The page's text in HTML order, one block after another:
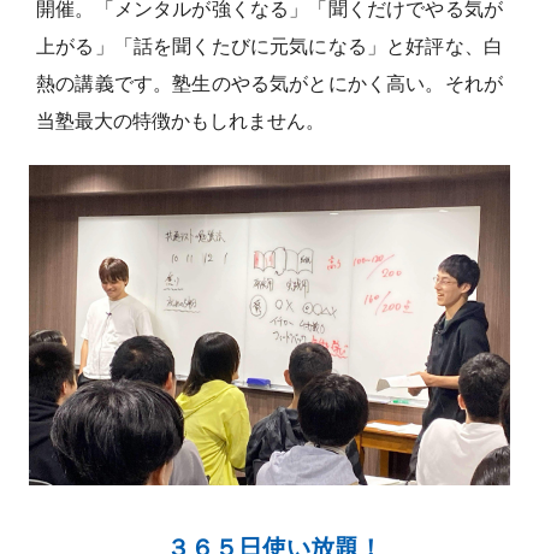
開催。「メンタルが強くなる」「聞くだけでやる気が
上がる」「話を聞くたびに元気になる」と好評な、白
熱の講義です。塾生のやる気がとにかく高い。それが
当塾最大の特徴かもしれません。
３６５日使い放題！